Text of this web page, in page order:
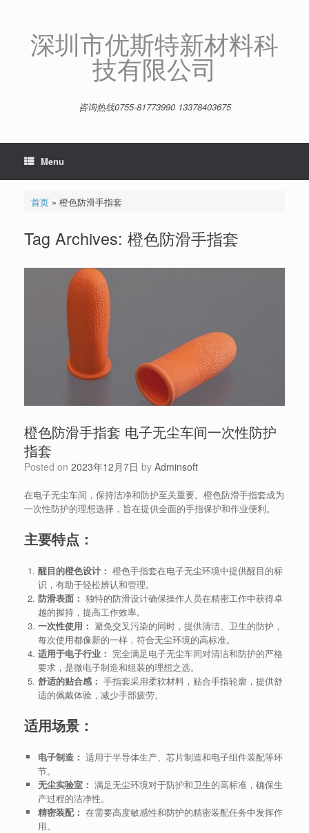
深圳市优斯特新材料科
技有限公司
咨询热线0755-81773990 13378403675
Menu
首页» 橙色防滑手指套
Tag Archives: 橙色防滑手指套
橙色防滑手指套 电子无尘车间一次性防护
指套
Posted on 2023年12月7日 by Adminsoft
在电子无尘车间，保持洁净和防护至关重要。橙色防滑手指套成为
一次性防护的理想选择，旨在提供全面的手指保护和作业便利。
主要特点：
醒目的橙色设计： 橙色手指套在电子无尘环境中提供醒目的标
识，有助于轻松辨认和管理。
防滑表面： 独特的防滑设计确保操作人员在精密工作中获得卓
越的握持，提高工作效率。
一次性使用： 避免交叉污染的同时，提供清洁、卫生的防护，
每次使用都像新的一样，符合无尘环境的高标准。
适用于电子行业： 完全满足电子无尘车间对清洁和防护的严格
要求，是微电子制造和组装的理想之选。
舒适的贴合感： 手指套采用柔软材料，贴合手指轮廓，提供舒
适的佩戴体验，减少手部疲劳。
适用场景：
电子制造： 适用于半导体生产、芯片制造和电子组件装配等环
节。
无尘实验室： 满足无尘环境对于防护和卫生的高标准，确保生
产过程的洁净性。
精密装配： 在需要高度敏感性和防护的精密装配任务中发挥作
用。